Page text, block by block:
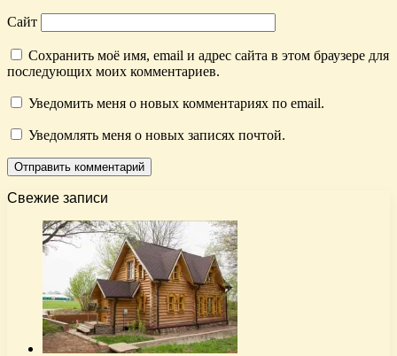
Сайт
Сохранить моё имя, email и адрес сайта в этом браузере для
последующих моих комментариев.
Уведомить меня о новых комментариях по email.
Уведомлять меня о новых записях почтой.
Свежие записи